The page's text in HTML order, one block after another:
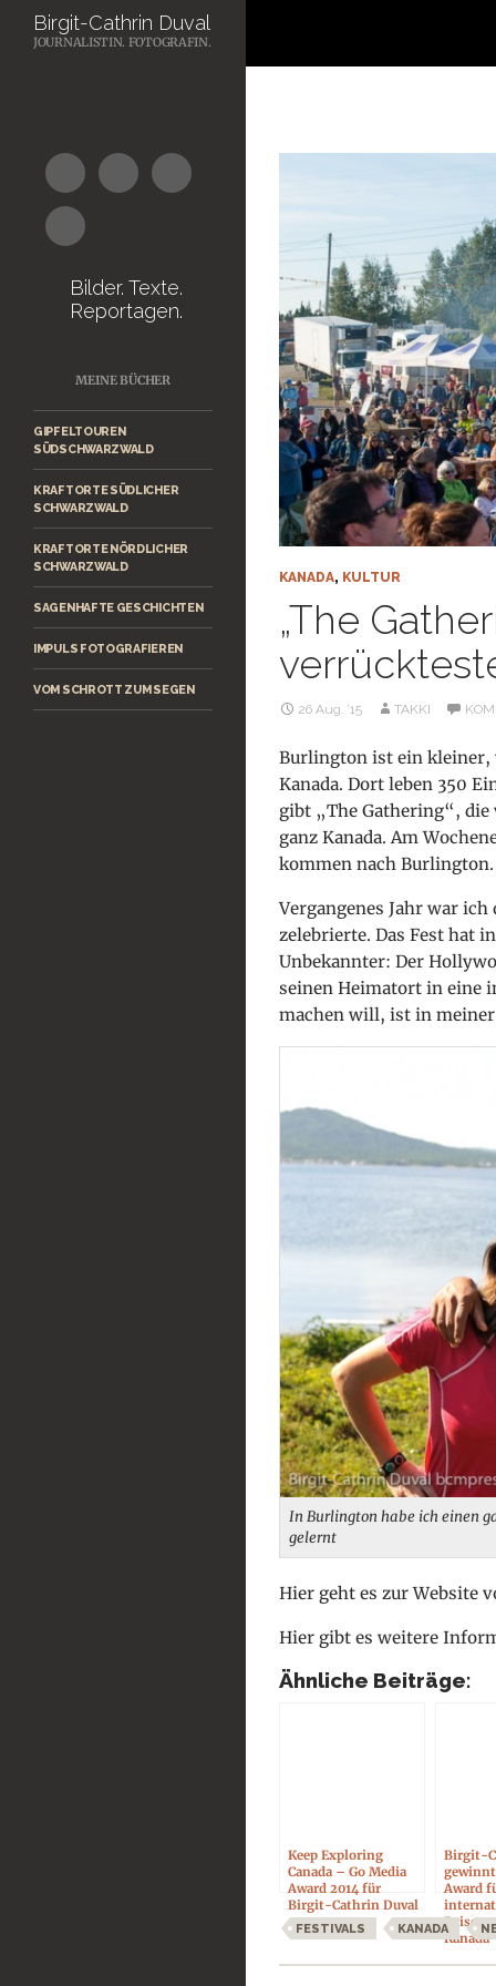
Suchen
KANADA, KULTUR
„The
26 Aug. ’15 TAKKI
Burlington ist ein kleiner,
Kanada. Dort leben 350
gibt „The Gathering“,
ganz Kanada. Am
kommen nach Burlington.
Vergangenes Jahr war
zelebrierte. Das Fest hat
Unbekannter: Der
seinen Heimatort in eine
machen will, ist in
In Burlington habe ich einen
gelernt
Hier geht es zur Website
Hier gibt es weitere
Ähnliche Beiträge:
Keep Exploring
Canada – Go Media
Award 2014 für
Birgit-Cathrin Duval
Birgit-
gewinnt
Award
Kanada
FESTIVALS KANADA
Birgit-Cathrin Duval
JOURNALISTIN. FOTOGRAFIN.
Bilder. Texte.
Reportagen.
MEINE BÜCHER
GIPFELTOUREN
SÜDSCHWARZWALD
KRAFTORTE SÜDLICHER
SCHWARZWALD
KRAFTORTE NÖRDLICHER
SCHWARZWALD
SAGENHAFTE GESCHICHTEN
IMPULS FOTOGRAFIEREN
VOM SCHROTT ZUM SEGEN